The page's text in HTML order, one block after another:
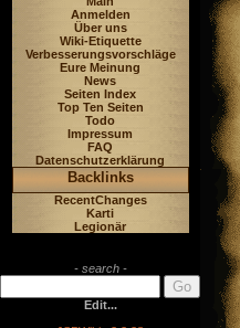
Anmelden
Über uns
Wiki-Etiquette
Verbesserungsvorschläge
Eure Meinung
News
Seiten Index
Top Ten Seiten
Todo
Impressum
FAQ
Datenschutzerklärung
Backlinks
RecentChanges
Karti
Legionär
- search -
Edit...